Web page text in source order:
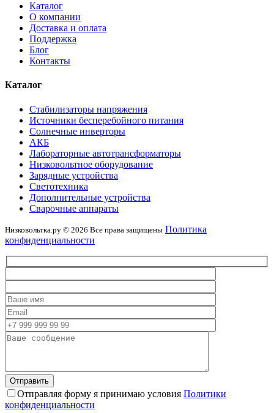
Каталог
О компании
Доставка и оплата
Поддержка
Блог
Контакты
Каталог
Стабилизаторы напряжения
Источники бесперебойного питания
Солнечные инверторы
АКБ
Лабораторные автотрансформаторы
Низковольтное оборудование
Зарядные устройства
Светотехника
Дополнительные устройства
Сварочные аппараты
Низковольтка.ру © 2026 Все права защищены Политика
конфиденциальности
Отправляя форму я принимаю условия Политики
конфиденциальности